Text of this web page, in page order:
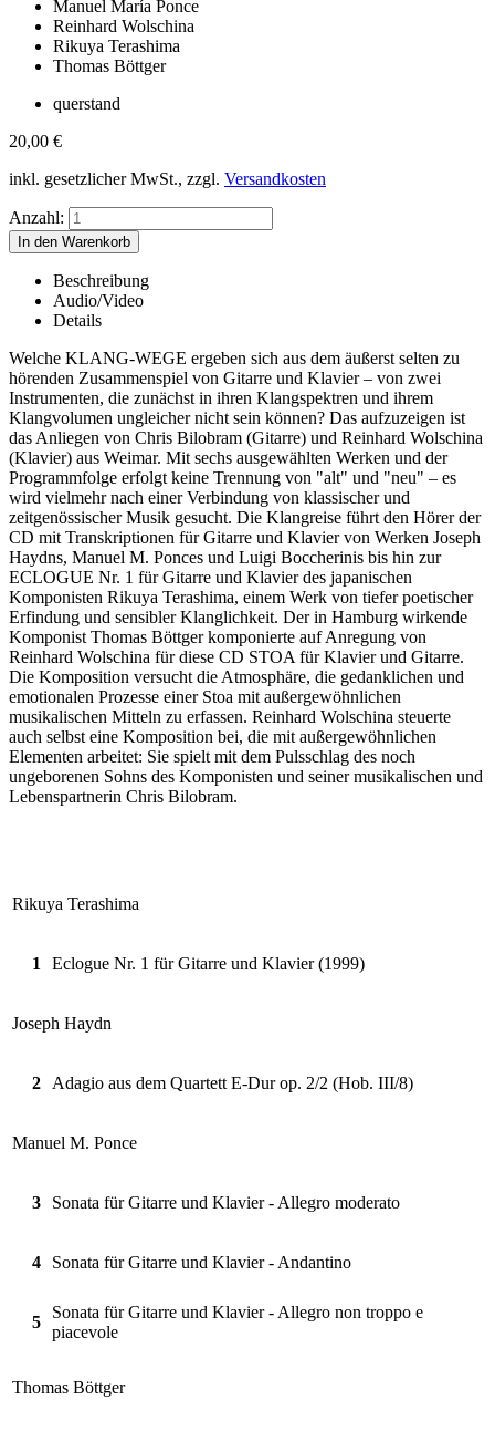
Manuel María Ponce
Reinhard Wolschina
Rikuya Terashima
Thomas Böttger
querstand
20,00 €
inkl. gesetzlicher MwSt., zzgl. Versandkosten
Anzahl:
Beschreibung
Audio/Video
Details
Welche KLANG-WEGE ergeben sich aus dem äußerst selten zu
hörenden Zusammenspiel von Gitarre und Klavier – von zwei
Instrumenten, die zunächst in ihren Klangspektren und ihrem
Klangvolumen ungleicher nicht sein können? Das aufzuzeigen ist
das Anliegen von Chris Bilobram (Gitarre) und Reinhard Wolschina
(Klavier) aus Weimar. Mit sechs ausgewählten Werken und der
Programmfolge erfolgt keine Trennung von "alt" und "neu" – es
wird vielmehr nach einer Verbindung von klassischer und
zeitgenössischer Musik gesucht. Die Klangreise führt den Hörer der
CD mit Transkriptionen für Gitarre und Klavier von Werken Joseph
Haydns, Manuel M. Ponces und Luigi Boccherinis bis hin zur
ECLOGUE Nr. 1 für Gitarre und Klavier des japanischen
Komponisten Rikuya Terashima, einem Werk von tiefer poetischer
Erfindung und sensibler Klanglichkeit. Der in Hamburg wirkende
Komponist Thomas Böttger komponierte auf Anregung von
Reinhard Wolschina für diese CD STOA für Klavier und Gitarre.
Die Komposition versucht die Atmosphäre, die gedanklichen und
emotionalen Prozesse einer Stoa mit außergewöhnlichen
musikalischen Mitteln zu erfassen. Reinhard Wolschina steuerte
auch selbst eine Komposition bei, die mit außergewöhnlichen
Elementen arbeitet: Sie spielt mit dem Pulsschlag des noch
ungeborenen Sohns des Komponisten und seiner musikalischen und
Lebenspartnerin Chris Bilobram.
Rikuya Terashima
1 Eclogue Nr. 1 für Gitarre und Klavier (1999)
Joseph Haydn
2 Adagio aus dem Quartett E-Dur op. 2/2 (Hob. III/8)
Manuel M. Ponce
3 Sonata für Gitarre und Klavier - Allegro moderato
4 Sonata für Gitarre und Klavier - Andantino
5
Sonata für Gitarre und Klavier - Allegro non troppo e
piacevole
Thomas Böttger